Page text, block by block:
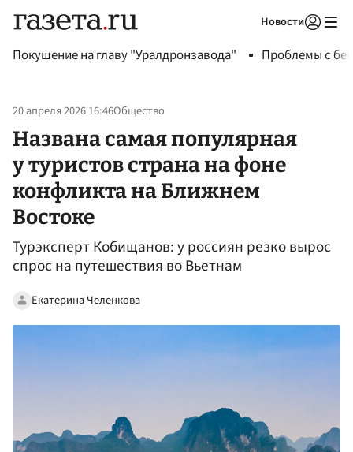
Новости
Покушение на главу "Уралдронзавода" Проблемы с
20 апреля 2026 16:46Общество
Названа самая популярная
у туристов страна на фоне
конфликта на Ближнем
Востоке
Турэксперт Кобищанов: у россиян резко вырос
спрос на путешествия во Вьетнам
Екатерина Челенкова